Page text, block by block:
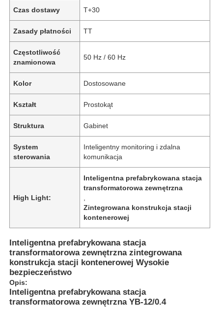
Czas dostawy T+30
Zasady płatności TT
Częstotliwość
znamionowa
50 Hz / 60 Hz
Kolor Dostosowane
Kształt Prostokąt
Struktura Gabinet
System
sterowania
Inteligentny monitoring i zdalna
komunikacja
High Light:
Inteligentna prefabrykowana stacja
transformatorowa zewnętrzna
Zintegrowana konstrukcja stacji
kontenerowej
Inteligentna prefabrykowana stacja
transformatorowa zewnętrzna zintegrowana
konstrukcja stacji kontenerowej Wysokie
bezpieczeństwo
Opis:
Inteligentna prefabrykowana stacja
transformatorowa zewnętrzna YB-12/0.4